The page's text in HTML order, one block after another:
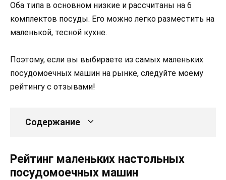
Оба типа в основном низкие и рассчитаны на 6
комплектов посуды. Его можно легко разместить на
маленькой, тесной кухне.
Поэтому, если вы выбираете из самых маленьких
посудомоечных машин на рынке, следуйте моему
рейтингу с отзывами!
Содержание
Рейтинг маленьких настольных
посудомоечных машин